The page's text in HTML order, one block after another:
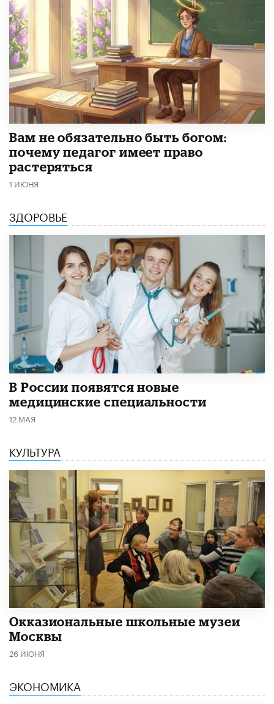
​Вам не обязательно быть богом:
почему педагог имеет право
растеряться
1 ИЮНЯ
ЗДОРОВЬЕ
В России появятся новые
медицинские специальности
12 МАЯ
КУЛЬТУРА
​Окказиональные школьные музеи
Москвы
26 ИЮНЯ
ЭКОНОМИКА